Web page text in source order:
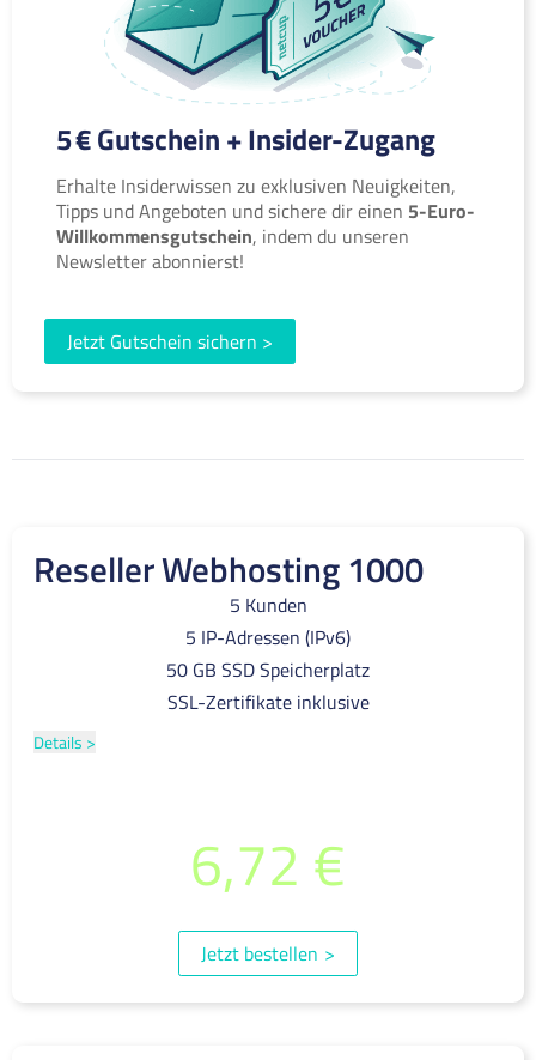
5 € Gutschein + Insider-Zugang
Erhalte Insiderwissen zu exklusiven Neuigkeiten,
Tipps und Angeboten und sichere dir einen 5-Euro-
Willkommensgutschein, indem du unseren
Newsletter abonnierst!
Jetzt Gutschein sichern >
Reseller Webhosting 1000
5 Kunden
5 IP-Adressen (IPv6)
50 GB SSD Speicherplatz
SSL-Zertifikate inklusive
Details >
6,72 €
Jetzt bestellen >